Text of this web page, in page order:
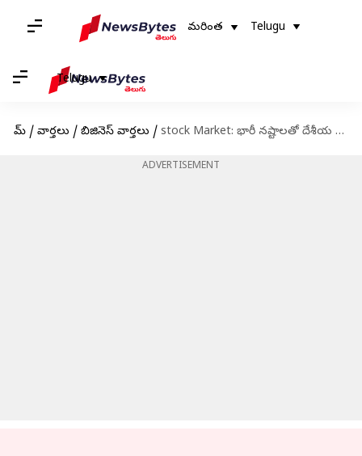
మరింత Telugu
Telugu
హోమ్ / వార్తలు / బిజినెస్ వార్తలు / stock Market: భారీ నష్టాలతో దేశీయ స్టాక్ మార్కెట్లు ప్రారంభం .. సెన్సెక్స్‌ 3000 పాయింట్లు డౌన్‌
ADVERTISEMENT